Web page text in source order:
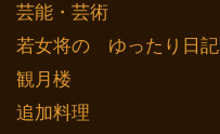
芸能・芸術
若女将の ゆったり日記
観月楼
追加料理